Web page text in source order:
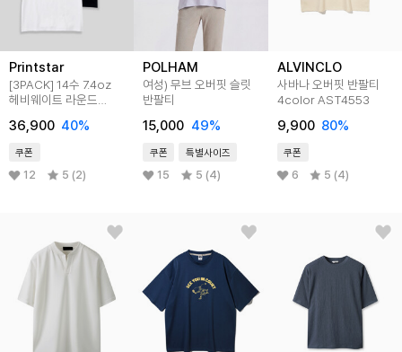
Printstar
[3PACK] 14수 7.4oz
헤비웨이트 라운드
36,900 40%
쿠폰
12 5 (2)
POLHAM
여성) 무브 오버핏 슬릿
반팔티
15,000 49%
쿠폰 특별사이즈
15 5 (4)
ALVINCLO
사바나 오버핏 반팔티
4color AST4553
9,900 80%
쿠폰
6 5 (4)